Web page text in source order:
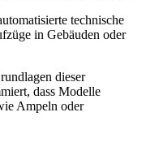
technische
in Gebäuden oder
dieser
dass Modelle
Ampeln oder